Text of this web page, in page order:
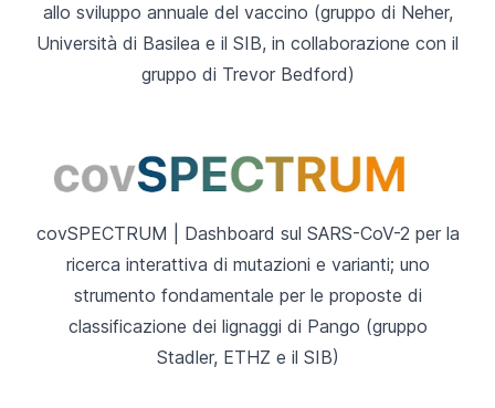
allo sviluppo annuale del vaccino (gruppo di Neher,
Università di Basilea e il SIB, in collaborazione con il
gruppo di Trevor Bedford)
covSPECTRUM | Dashboard sul SARS-CoV-2 per la
ricerca interattiva di mutazioni e varianti; uno
strumento fondamentale per le proposte di
classificazione dei lignaggi di Pango (gruppo
Stadler, ETHZ e il SIB)